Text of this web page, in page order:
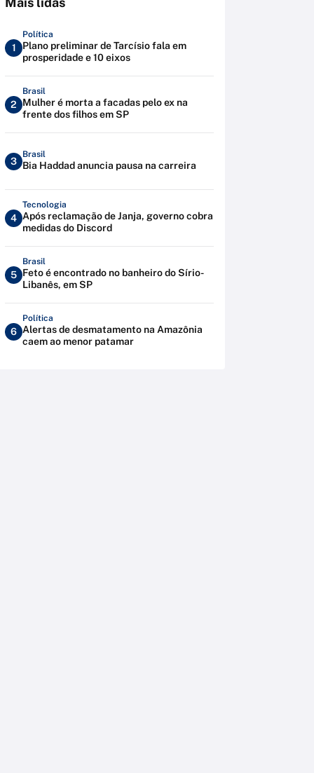
1
Política
Plano preliminar de Tarcísio fala em
prosperidade e 10 eixos
2
Brasil
Mulher é morta a facadas pelo ex na
frente dos filhos em SP
3
Brasil
Bia Haddad anuncia pausa na carreira
4
Tecnologia
Após reclamação de Janja, governo cobra
medidas do Discord
5
Brasil
Feto é encontrado no banheiro do Sírio-
Libanês, em SP
6
Política
Alertas de desmatamento na Amazônia
caem ao menor patamar